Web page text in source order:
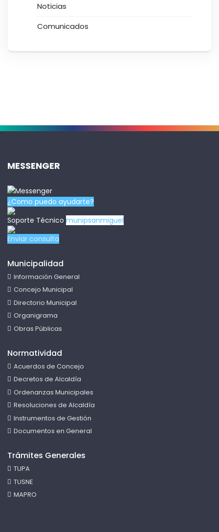
Noticias
Comunicados
.
MESSENGER
¿Como puedo ayudarte?
Soporte Técnico munipsanmiguel
Enviar consulta
Municipalidad
Información General
Concejo Municipal
Directorio Municipal
Organigrama
Obras Públicas
Normatividad
Acuerdos de Concejo
Decretos de Alcaldía
Ordenanzas Municipales
Resoluciones de Alcaldía
Instrumentos de Gestión
Documentos en General
Trámites Generales
TUPA
TUSNE
MAPRO